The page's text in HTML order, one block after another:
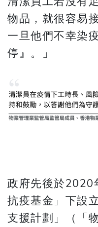
物品，就很容易
一旦他們不幸染
停』。」
政府先後於2020
抗疫基金」下設
支援計劃」（「